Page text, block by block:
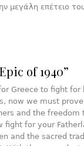
μεγάλη επέτειο
of 1940”
Greece to fight for
now we must
and the freedom
fight for your
and the sacred